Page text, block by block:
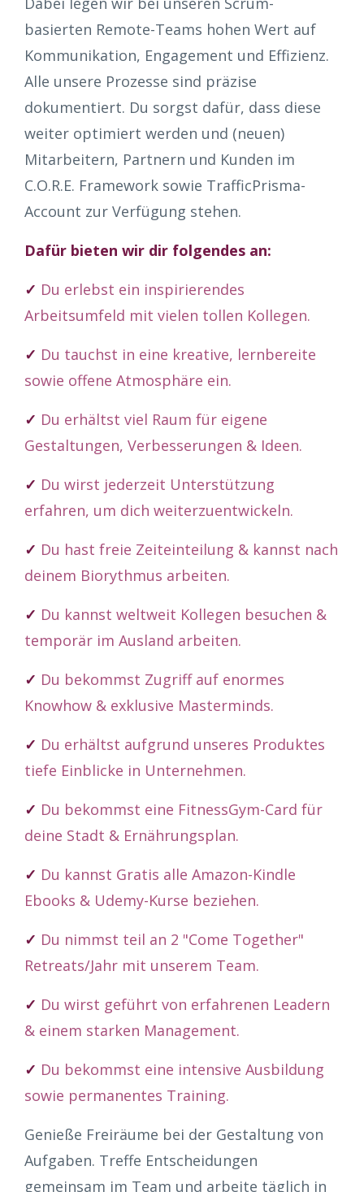
basierten Remote-Teams hohen Wert auf
Kommunikation, Engagement und Effizienz.
Alle unsere Prozesse sind präzise
dokumentiert. Du sorgst dafür, dass diese
weiter optimiert werden und (neuen)
Mitarbeitern, Partnern und Kunden im
C.O.R.E. Framework sowie TrafficPrisma-
Account zur Verfügung stehen.
Dafür bieten wir dir folgendes an:
✓ Du erlebst ein inspirierendes
Arbeitsumfeld mit vielen tollen Kollegen.
✓ Du tauchst in eine kreative, lernbereite
sowie offene Atmosphäre ein.
✓ Du erhältst viel Raum für eigene
Gestaltungen, Verbesserungen & Ideen.
✓ Du wirst jederzeit Unterstützung
erfahren, um dich weiterzuentwickeln.
✓ Du hast freie Zeiteinteilung & kannst nach
deinem Biorythmus arbeiten.
✓ Du kannst weltweit Kollegen besuchen &
temporär im Ausland arbeiten.
✓ Du bekommst Zugriff auf enormes
Knowhow & exklusive Masterminds.
✓ Du erhältst aufgrund unseres Produktes
tiefe Einblicke in Unternehmen.
✓ Du bekommst eine FitnessGym-Card für
deine Stadt & Ernährungsplan.
✓ Du kannst Gratis alle Amazon-Kindle
Ebooks & Udemy-Kurse beziehen.
✓ Du nimmst teil an 2 "Come Together"
Retreats/Jahr mit unserem Team.
✓ Du wirst geführt von erfahrenen Leadern
& einem starken Management.
✓ Du bekommst eine intensive Ausbildung
sowie permanentes Training.
Genieße Freiräume bei der Gestaltung von
Aufgaben. Treffe Entscheidungen
gemeinsam im Team und arbeite täglich in